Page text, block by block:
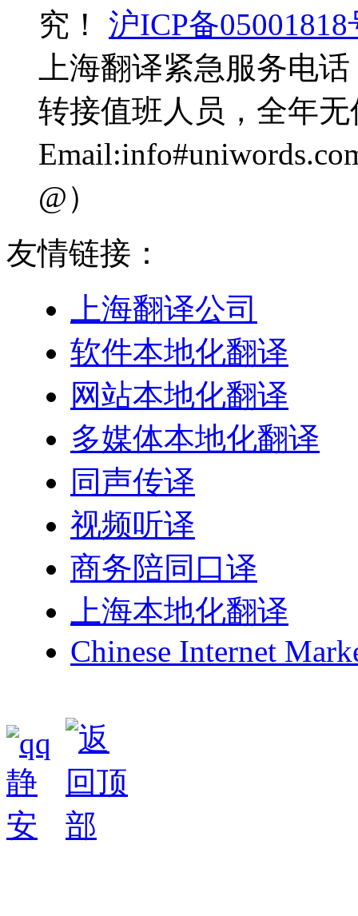
究！
沪ICP备05001818
上海翻译紧急服务电
转接值班人员，全年无
@）
友情链接：
上海翻译公司
软件本地化翻译
网站本地化翻译
多媒体本地化翻译
同声传译
视频听译
商务陪同口译
上海本地化翻译
Chinese Internet